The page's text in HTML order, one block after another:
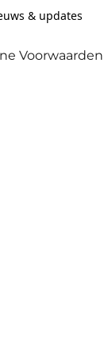
& updates
Voorwaarden